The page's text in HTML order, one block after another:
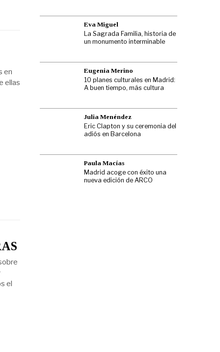
en
ellas
el
Eva Miguel
La Sagrada Familia, historia de
un monumento interminable
Eugenia Merino
10 planes culturales en Madrid:
A buen tiempo, más cultura
Julia Menéndez
Eric Clapton y su ceremonia del
adiós en Barcelona
Paula Macías
Madrid acoge con éxito una
nueva edición de ARCO